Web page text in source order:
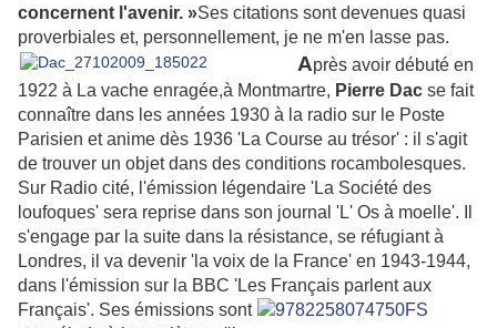
concernent l'avenir. »Ses citations sont devenues quasi
proverbiales et, personnellement, je ne m'en lasse pas.
Après avoir débuté en
1922 à La vache enragée,à Montmartre, Pierre Dac se fait
connaître dans les années 1930 à la radio sur le Poste
Parisien et anime dès 1936 'La Course au trésor' : il s'agit
de trouver un objet dans des conditions rocambolesques.
Sur Radio cité, l'émission légendaire 'La Société des
loufoques' sera reprise dans son journal 'L' Os à moelle'. Il
s'engage par la suite dans la résistance, se réfugiant à
Londres, il va devenir 'la voix de la France' en 1943-1944,
dans l'émission sur la BBC 'Les Français parlentaux
Français'. Ses émissions sont